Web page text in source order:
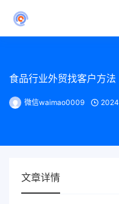
食品行业外贸找客户方法
微信waimao0009
文章详情